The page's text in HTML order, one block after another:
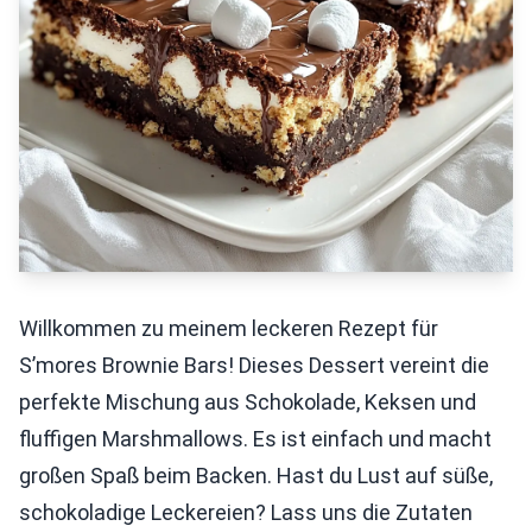
Willkommen zu meinem leckeren Rezept für
S’mores Brownie Bars! Dieses Dessert vereint die
perfekte Mischung aus Schokolade, Keksen und
fluffigen Marshmallows. Es ist einfach und macht
großen Spaß beim Backen. Hast du Lust auf süße,
schokoladige Leckereien? Lass uns die Zutaten